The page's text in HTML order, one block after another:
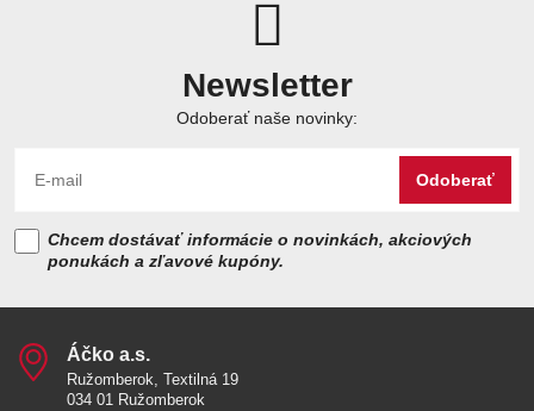
Newsletter
Odoberať naše novinky:
Odoberať
Chcem dostávať informácie o novinkách, akciových
ponukách a zľavové kupóny.
Áčko a​.s​.
Ružomberok, Textilná 19
034 01 Ružomberok